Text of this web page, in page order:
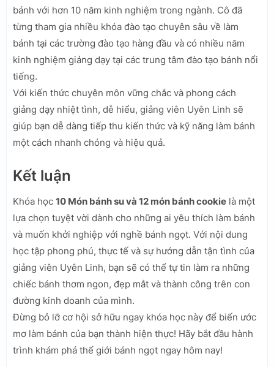
bánh với hơn 10 năm kinh nghiệm trong ngành. Cô đã
từng tham gia nhiều khóa đào tạo chuyên sâu về làm
bánh tại các trường đào tạo hàng đầu và có nhiều năm
kinh nghiệm giảng dạy tại các trung tâm đào tạo bánh nổi
tiếng.
Với kiến thức chuyên môn vững chắc và phong cách
giảng dạy nhiệt tình, dễ hiểu, giảng viên Uyên Linh sẽ
giúp bạn dễ dàng tiếp thu kiến thức và kỹ năng làm bánh
một cách nhanh chóng và hiệu quả.
Kết luận
Khóa học 10 Món bánh su và 12 món bánh cookie là một
lựa chọn tuyệt vời dành cho những ai yêu thích làm bánh
và muốn khởi nghiệp với nghề bánh ngọt. Với nội dung
học tập phong phú, thực tế và sự hướng dẫn tận tình của
giảng viên Uyên Linh, bạn sẽ có thể tự tin làm ra những
chiếc bánh thơm ngon, đẹp mắt và thành công trên con
đường kinh doanh của mình.
Đừng bỏ lỡ cơ hội sở hữu ngay khóa học này để biến ước
mơ làm bánh của bạn thành hiện thực! Hãy bắt đầu hành
trình khám phá thế giới bánh ngọt ngay hôm nay!